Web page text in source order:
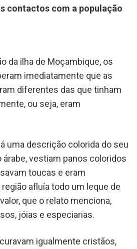
contactos com a população
da ilha de Moçambique, os
imediatamente que as
diferentes das que tinham
ou seja, eram
uma descrição colorida do seu
vestiam panos coloridos
toucas e eram
afluía todo um leque de
que o relato menciona,
jóias e especiarias.
igualmente cristãos,